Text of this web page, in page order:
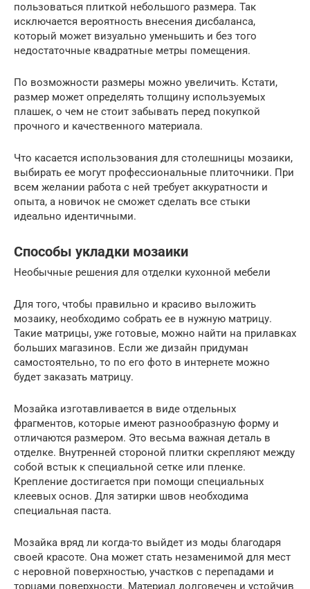
пользоваться плиткой небольшого размера. Так
исключается вероятность внесения дисбаланса,
который может визуально уменьшить и без того
недостаточные квадратные метры помещения.
По возможности размеры можно увеличить. Кстати,
размер может определять толщину используемых
плашек, о чем не стоит забывать перед покупкой
прочного и качественного материала.
Что касается использования для столешницы мозаики,
выбирать ее могут профессиональные плиточники. При
всем желании работа с ней требует аккуратности и
опыта, а новичок не сможет сделать все стыки
идеально идентичными.
Способы укладки мозаики
Необычные решения для отделки кухонной мебели
Для того, чтобы правильно и красиво выложить
мозаику, необходимо собрать ее в нужную матрицу.
Такие матрицы, уже готовые, можно найти на прилавках
больших магазинов. Если же дизайн придуман
самостоятельно, то по его фото в интернете можно
будет заказать матрицу.
Мозайка изготавливается в виде отдельных
фрагментов, которые имеют разнообразную форму и
отличаются размером. Это весьма важная деталь в
отделке. Внутренней стороной плитки скрепляют между
собой встык к специальной сетке или пленке.
Крепление достигается при помощи специальных
клеевых основ. Для затирки швов необходима
специальная паста.
Мозайка вряд ли когда-то выйдет из моды благодаря
своей красоте. Она может стать незаменимой для мест
с неровной поверхностью, участков с перепадами и
торцами поверхности. Материал долговечен и устойчив